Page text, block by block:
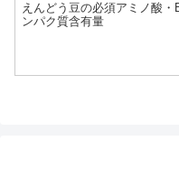
えんどう豆の必須アミノ酸・
ンパク質含有量